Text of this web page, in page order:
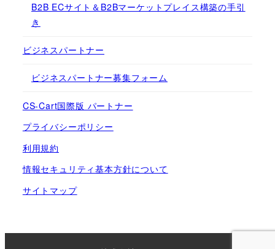
B2B ECサイト＆B2Bマーケットプレイス構築の手引
き
ビジネスパートナー
ビジネスパートナー募集フォーム
CS-Cart国際版 パートナー
プライバシーポリシー
利用規約
情報セキュリティ基本方針について
サイトマップ